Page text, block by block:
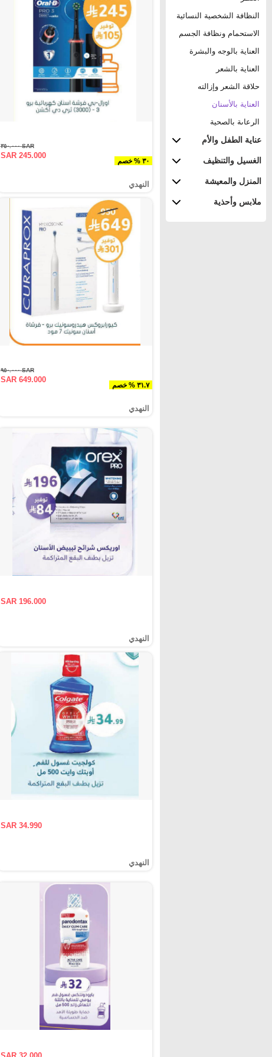
النظافة الشخصية النسائية
الاستحمام ونظافة الجسم
العناية بالوجه والبشرة
العناية بالشعر
حلاقة الشعر وإزالته
العناية بالأسنان
الرعاىة بالصحية
عناية الطفل والأم
الغسيل والتنظيف
المنزل والمعيشة
ملابس وأحذية
٣٠ % خصم
SAR ٣٥٠.٠٠٠
SAR 245.000
النهدي
٣١.٧ % خصم
SAR ٩٥٠.٠٠٠
SAR 649.000
النهدي
SAR 196.000
النهدي
SAR 34.990
النهدي